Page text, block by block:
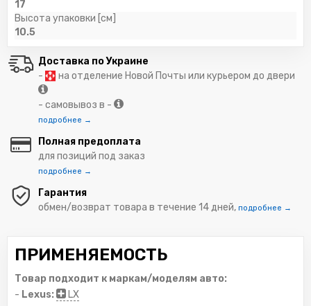
17
Высота упаковки [см]
10.5
Доставка по Украине
-
на отделение Новой Почты или курьером до двери
- самовывоз в -
подробнее →
Полная предоплата
для позиций под заказ
подробнее →
Гарантия
обмен/возврат товара в течение 14 дней, подробнее →
ПРИМЕНЯЕМОСТЬ
Товар подходит к маркам/моделям авто:
- Lexus:
LX